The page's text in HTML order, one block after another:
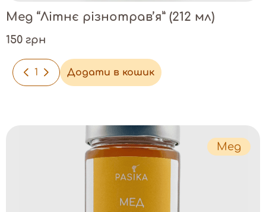
Мед “Літнє різнотрав’я” (212 мл)
150 грн
- + Додати в кошик
Мед